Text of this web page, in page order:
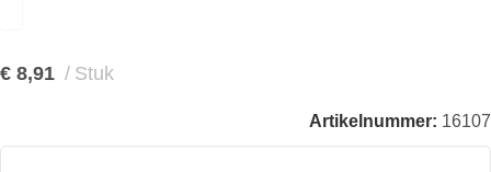
€ 8,91 Stuk
Artikelnummer: 16107